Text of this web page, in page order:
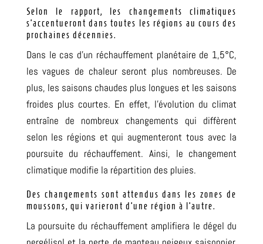
Selon le rapport, les changements climatiques
s’accentueront dans toutes les régions au cours des
prochaines décennies.
Dans le cas d’un réchauffement planétaire de 1,5°C,
les vagues de chaleur seront plus nombreuses. De
plus, les saisons chaudes plus longues et les saisons
froides plus courtes. En effet, l’évolution du climat
entraîne de nombreux changements qui diffèrent
selon les régions et qui augmenteront tous avec la
poursuite du réchauffement. Ainsi, le changement
climatique modifie la répartition des pluies.
Des changements sont attendus dans les zones de
moussons, qui varieront d’une région à l’autre.
La poursuite du réchauffement amplifiera le dégel du